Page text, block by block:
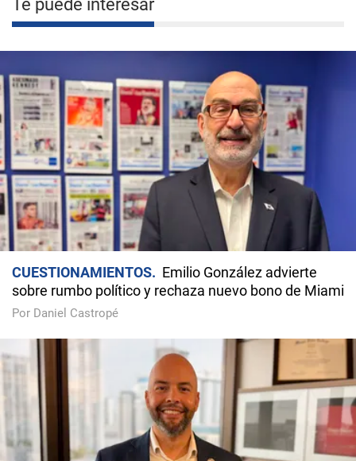
Te puede interesar
CUESTIONAMIENTOS
Emilio González advierte
sobre rumbo político y rechaza nuevo bono de Miami
Por Daniel Castropé